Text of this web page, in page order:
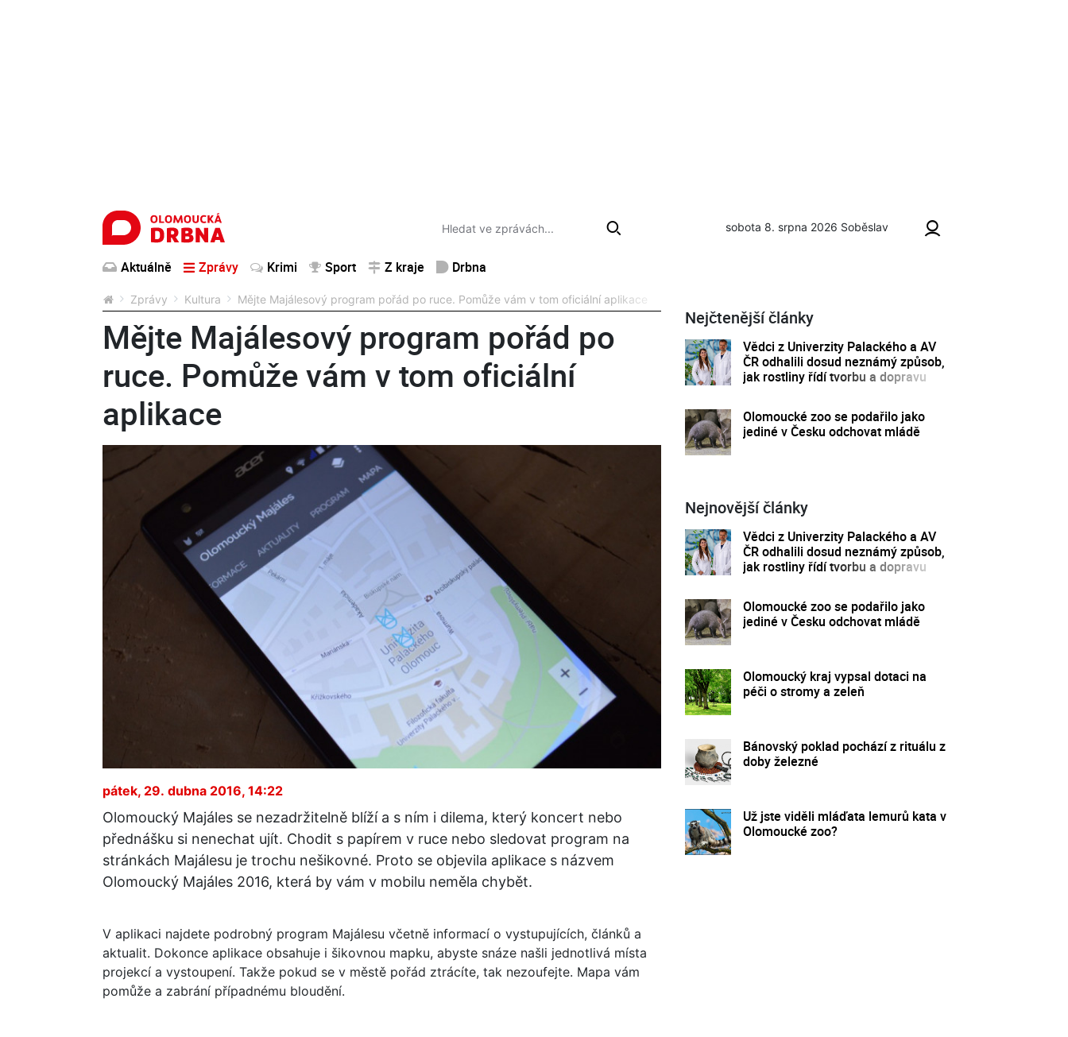
sobota 8. srpna 2026 Soběslav
Aktuálně Zprávy Krimi Sport Z kraje Drbna
Zprávy Kultura Mějte Majálesový program pořád po ruce. Pomůže vám v tom oficiální aplikace
Mějte Majálesový program pořád po
ruce. Pomůže vám v tom oficiální
aplikace
pátek, 29. dubna 2016, 14:22
Olomoucký Majáles se nezadržitelně blíží a s ním i dilema, který koncert nebo
přednášku si nenechat ujít. Chodit s papírem v ruce nebo sledovat program na
stránkách Majálesu je trochu nešikovné. Proto se objevila aplikace s názvem
Olomoucký Majáles 2016, která by vám v mobilu neměla chybět.
V aplikaci najdete podrobný program Majálesu včetně informací o vystupujících, článků a
aktualit. Dokonce aplikace obsahuje i šikovnou mapku, abyste snáze našli jednotlivá místa
projekcí a vystoupení. Takže pokud se v městě pořád ztrácíte, tak nezoufejte. Mapa vám
pomůže a zabrání případnému bloudění.
Nejčtenější články
Vědci z Univerzity Palackého a AV
ČR odhalili dosud neznámý způsob,
jak rostliny řídí tvorbu a dopravu
Olomoucké zoo se podařilo jako
jediné v Česku odchovat mládě
Nejnovější články
Vědci z Univerzity Palackého a AV
ČR odhalili dosud neznámý způsob,
jak rostliny řídí tvorbu a dopravu
Olomoucké zoo se podařilo jako
jediné v Česku odchovat mládě
Olomoucký kraj vypsal dotaci na
péči o stromy a zeleň
Bánovský poklad pochází z rituálu z
doby železné
Už jste viděli mláďata lemurů kata v
Olomoucké zoo?